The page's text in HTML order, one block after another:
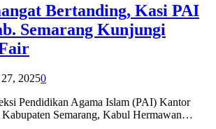
Bertanding, Kasi PAI
Semarang Kunjungi
20250
Pendidikan Agama Islam (PAI) Kantor
Semarang, Kabul Hermawan…